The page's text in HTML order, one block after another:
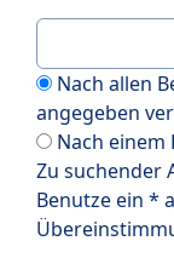
Nach allen
angegeben
Nach einem
Zu suchender
Benutze ein *